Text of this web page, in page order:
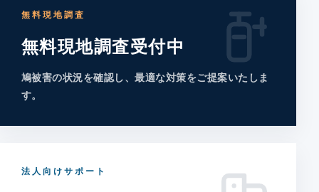
無料現地調査
無料現地調査受付中
鳩被害の状況を確認し、最適な対策をご提案いたしま
す。
法人向けサポート